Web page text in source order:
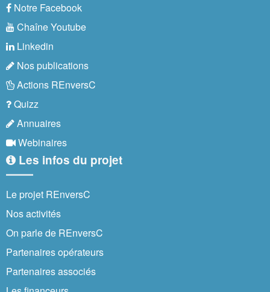
Notre Facebook
Chaîne Youtube
Linkedin
Nos publications
Actions REnversC
Quizz
Annuaires
Webinaires
Les infos du projet
Le projet REnversC
Nos activités
On parle de REnversC
Partenaires opérateurs
Partenaires associés